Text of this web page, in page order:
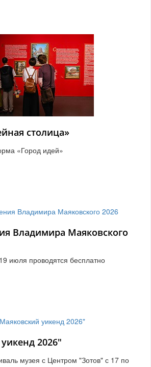
столица»
«Город идей»
Владимира Маяковского
июля проводятся бесплатно
2026"
музея с Центром "Зотов" с 17 по